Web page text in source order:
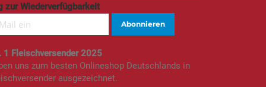
zur Wiederverfügbarkeit
Abonnieren
1 Fleischversender 2025
uns zum besten Onlineshop Deutschlands in
ausgezeichnet.